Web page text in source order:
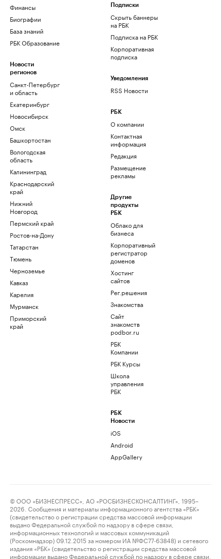
Финансы
Биографии
База знаний
РБК Образование
Новости
регионов
Санкт-Петербург
и область
Екатеринбург
Новосибирск
Омск
Башкортостан
Вологодская
область
Калининград
Краснодарский
край
Нижний
Новгород
Пермский край
Ростов-на-Дону
Татарстан
Тюмень
Черноземье
Кавказ
Карелия
Мурманск
Приморский
край
Подписки
Скрыть баннеры
на РБК
Подписка на РБК
Корпоративная
подписка
Уведомления
RSS Новости
РБК
О компании
Контактная
информация
Редакция
Размещение
рекламы
Другие
продукты
РБК
Облако для
бизнеса
Корпоративный
регистратор
доменов
Хостинг
сайтов
Рег.решения
Знакомства
Сайт
знакомств
podbor.ru
РБК
Компании
РБК Курсы
Школа
управления
РБК
РБК
Новости
iOS
Android
AppGallery
© ООО «БИЗНЕСПРЕСС», АО «РОСБИЗНЕСКОНСАЛТИНГ», 1995–
2026. Сообщения и материалы информационного агентства «РБК»
(свидетельство о регистрации средства массовой информации
выдано Федеральной службой по надзору в сфере связи,
информационных технологий и массовых коммуникаций
(Роскомнадзор) 09.12.2015 за номером ИА №ФС77-63848) и сетевого
издания «РБК» (свидетельство о регистрации средства массовой
информации выдано Федеральной службой по надзору в сфере связи,